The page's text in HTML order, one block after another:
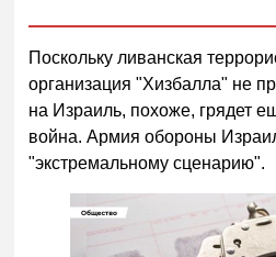
Поскольку ливанская
организация "Хизбалла" не
на Израиль, похоже, грядет
война. Армия обороны
"экстремальному сценарию".